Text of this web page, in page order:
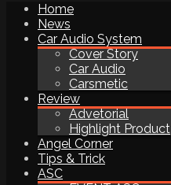
Home
News
Car Audio System
Cover Story
Car Audio
Carsmetic
Review
Advetorial
Highlight Product
Angel Corner
Tips & Trick
ASC